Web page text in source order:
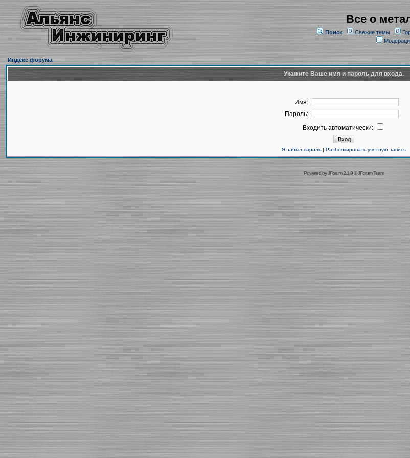
Все о
Поиск Свежие темы
Индекс форума
Укажите Ваше имя и пароль для входа.
Имя:
Пароль:
Входить автоматически:
Я забыл пароль| Разблокировать учетную запись
Powered byJForum 2.1.9©JForum Team